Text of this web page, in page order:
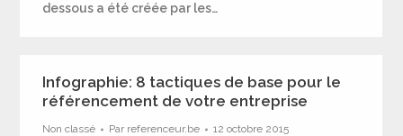
dessous a été créée par les…
Infographie: 8 tactiques de base pour le
référencement de votre entreprise
Non classé Par referenceur.be 12 octobre 2015